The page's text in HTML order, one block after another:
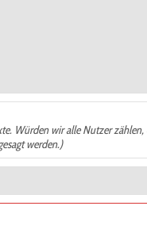
Würden wir alle Nutzer
werden.)